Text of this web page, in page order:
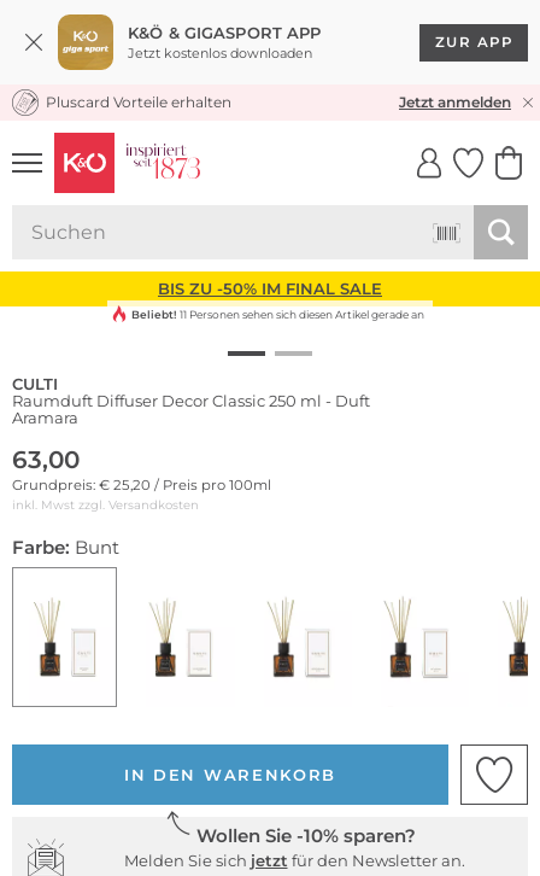
K&Ö & GIGASPORT APP
Jetzt kostenlos downloaden
ZUR APP
KOSTENLOSER VERSAND* & RÜCKVERSAND
Pluscard Vorteile erhalten Jetzt anmelden
UNSERE APP
CLICK &
BIS ZU -50% IM FINAL SALE
Beliebt! 11 Personen sehen sich diesen Artikel gerade an
CULTI
Raumduft Diffuser Decor Classic 250 ml - Duft
Aramara
63,00
Grundpreis: € 25,20 / Preis pro 100ml
inkl. Mwst zzgl. Versandkosten
Farbe: Bunt
IN DEN WARENKORB
Wollen Sie -10% sparen?
Melden Sie sich jetzt für den Newsletter an.